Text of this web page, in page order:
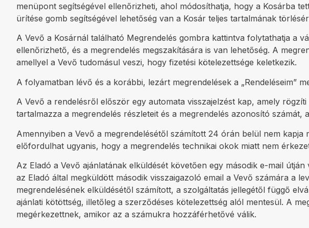
menüpont segítségével ellenőrizheti, ahol módosíthatja, hogy a Kosárba
ürítése gomb segítségével lehetőség van a Kosár teljes tartalmának
A Vevő a Kosárnál található Megrendelés gombra kattintva folytathatja a
ellenőrizhető, és a megrendelés megszakítására is van lehetőség. A
amellyel a Vevő tudomásul veszi, hogy fizetési kötelezettsége keletkezik.
A folyamatban lévő és a korábbi, lezárt megrendelések a „Rendeléseim”
A Vevő a rendelésről először egy automata visszajelzést kap, amely
tartalmazza a megrendelés részleteit és a megrendelés azonosító
Amennyiben a Vevő a megrendelésétől számított 24 órán belül nem
előfordulhat ugyanis, hogy a megrendelés technikai okok miatt nem
Az Eladó a Vevő ajánlatának elküldését követően egy második e-mail
az Eladó által megküldött második visszaigazoló email a Vevő számára a
megrendelésének elküldésétől számított, a szolgáltatás jellegétől függő
ajánlati kötöttség, illetőleg a szerződéses kötelezettség alól mentesül. A
megérkezettnek, amikor az a számukra hozzáférhetővé válik.